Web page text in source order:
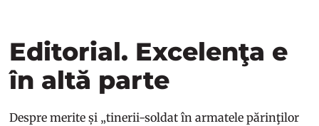
Editorial. Excelenţa e
în altă parte
Despre merite și „tinerii-soldat în armatele părinţilor